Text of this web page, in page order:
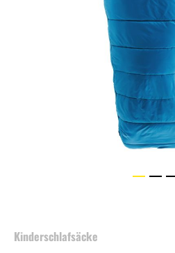
beginning
Kinderschlafsäcke